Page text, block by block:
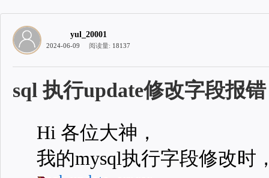
yul_20001
2024-06-09 阅读量: 18137
sql 执行update修改字段报错
Hi 各位大神，
我的mysql执行字段修改时